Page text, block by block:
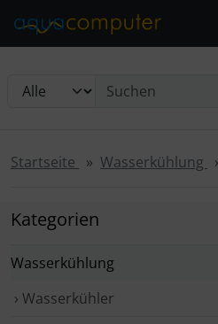
Startseite Wasserkühlung
Kategorien
Wasserkühlung
› Wasserkühler